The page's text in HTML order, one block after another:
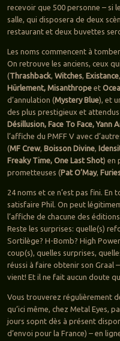
recevoir que 500 personne – si
salle, qui disposera de deux
restaurant et deux buvettes
Les noms commencent à
On retrouve les anciens, ceux
(Thrashback, Witches, Existance,
Hürlement, Misanthropeet
d’annulation (Mystery Blue), et
des plus prestigieux et attendus
Désillusion, Face To Face, Yann
l’affiche du PMFF V avec
(MF Crew, Boisson Divine,
Freaky Time, One Last Shot) en
prometteuses (Pat O’May,
24 noms et ce n’est pas fini. En
satisfaire Phil. On peut
l’affiche de chacune des
Reste les surprises: quelle(s)
Sortilège? H-Bomb? High
coup(s), quelles surprises,
réussi à faire obtenir son Graal
vient! Et il ne fait aucun doute
Vous trouverez régulièrement
qu’ici même, chez Metal Eyes,
jours sopnt dès à présent
d’envoi pour la France) – en